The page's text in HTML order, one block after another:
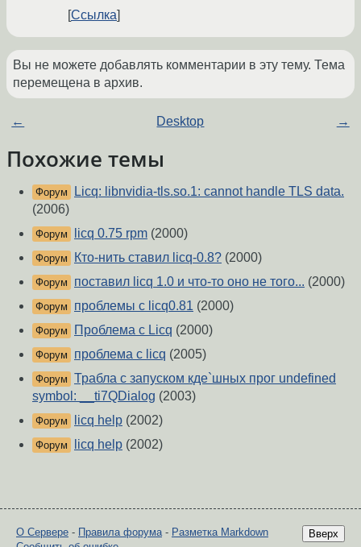
Ссылка
Вы не можете добавлять комментарии в эту тему. Тема
перемещена в архив.
← Desktop →
Похожие темы
Форум
Licq: libnvidia-tls.so.1: cannot handle TLS data.
(2006)
Форум licq 0.75 rpm (2000)
Форум Кто-нить ставил licq-0.8? (2000)
Форум поставил licq 1.0 и что-то оно не того... (2000)
Форум проблемы с licq0.81 (2000)
Форум Проблема с Licq (2000)
Форум проблема с licq (2005)
Форум Трабла с запуском кде`шных прог undefined
symbol: __ti7QDialog (2003)
Форум licq help (2002)
Форум licq help (2002)
Вверх
О Сервере - Правила форума- Разметка Markdown